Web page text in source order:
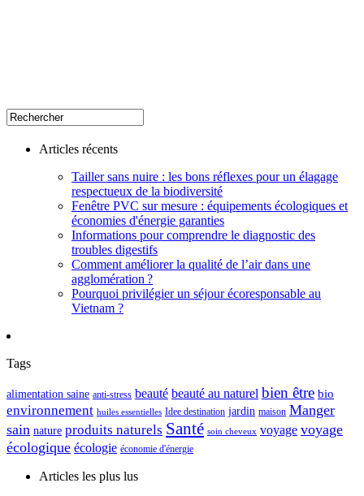
Articles récents
Tailler sans nuire : les bons réflexes pour un élagage
respectueux de la biodiversité
Fenêtre PVC sur mesure : équipements écologiques et
économies d'énergie garanties
Informations pour comprendre le diagnostic des
troubles digestifs
Comment améliorer la qualité de l’air dans une
agglomération ?
Pourquoi privilégier un séjour écoresponsable au
Vietnam ?
Tags
alimentation saine anti-stress beauté beauté au naturel bien être bio
environnement huiles essentielles Idee destination jardin maison Manger
sain nature produits naturels Santé soin cheveux voyage voyage
écologique écologie économie d'énergie
Articles les plus lus